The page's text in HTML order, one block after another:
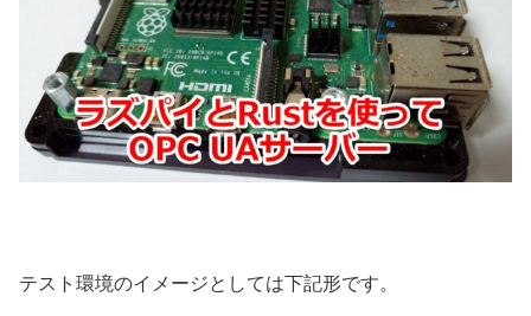
テスト環境のイメージとしては下記形です。